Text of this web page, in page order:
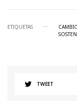
ETIQUETAS
TWEET